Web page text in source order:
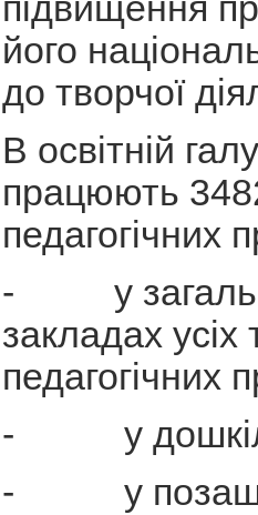
його
до творчої
В освітній
працюють
педагогічних
- у
закладах
педагогічних
- у
- у